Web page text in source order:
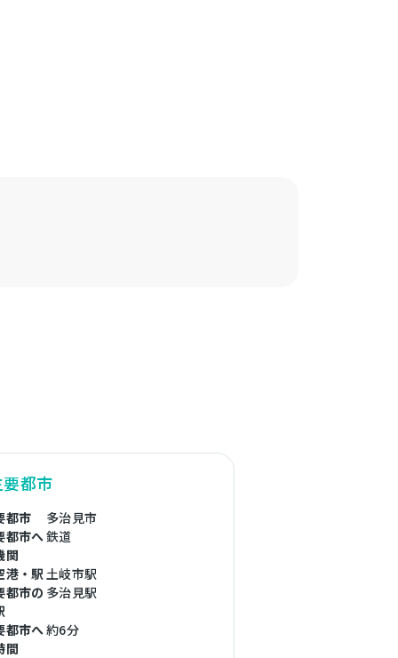
都市
都市
多治見市
都市へ
関
鉄道
港・駅土岐市駅
都市の 多治見駅
都市へ
間
約6分